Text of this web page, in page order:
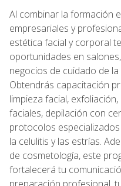
Al combinar la formación
empresariales y
estética facial y corporal
oportunidades en
negocios de cuidado de
Obtendrás capacitación
limpieza facial,
faciales, depilación con
protocolos
la celulitis y las estrías.
de cosmetología, este
fortalecerá tu